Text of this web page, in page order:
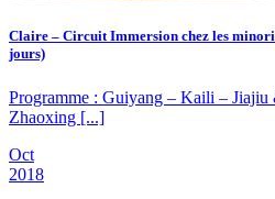
Claire – Circuit Immersion chez les
jours)
Programme : Guiyang – Kaili – Jiajiu
Zhaoxing [...]
Oct
2018